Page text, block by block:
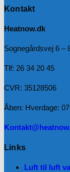
Kontakt
Heatnow.dk
Sognegårdsvej 6 –
Tlf: 26 34 20 45
CVR: 35128506
Åben: Hverdage:
Links
Luft til luft